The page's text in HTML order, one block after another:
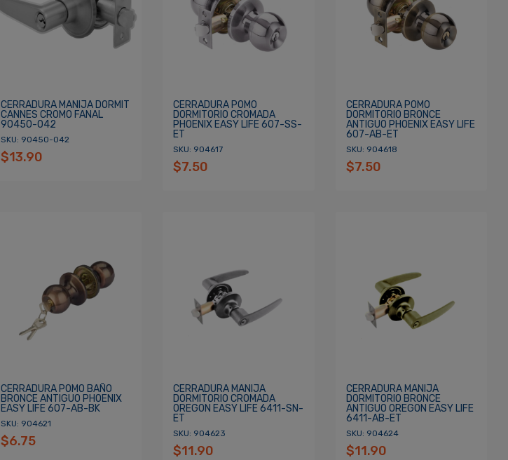
CERRADURA MANIJA DORMIT
CANNES CROMO FANAL
90450-042
SKU: 90450-042
$13.90
CERRADURA POMO
DORMITORIO CROMADA
PHOENIX EASY LIFE 607-SS-
ET
SKU: 904617
$7.50
CERRADURA POMO
DORMITORIO BRONCE
ANTIGUO PHOENIX EASY LIFE
607-AB-ET
SKU: 904618
$7.50
CERRADURA POMO BAÑO
BRONCE ANTIGUO PHOENIX
EASY LIFE 607-AB-BK
SKU: 904621
$6.75
CERRADURA MANIJA
DORMITORIO CROMADA
OREGON EASY LIFE 6411-SN-
ET
SKU: 904623
$11.90
CERRADURA MANIJA
DORMITORIO BRONCE
ANTIGUO OREGON EASY LIFE
6411-AB-ET
SKU: 904624
$11.90